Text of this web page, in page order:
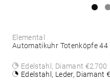
Elemental
Automatikuhr Totenköpfe 44
Edelstahl, Diamant €2.700
Edelstahl, Leder, Diamant